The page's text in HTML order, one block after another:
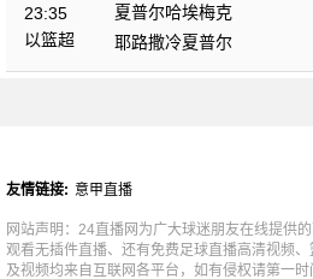
23:35
以篮超
夏普尔哈埃梅克
耶路撒冷夏普尔
友情链接: 意甲直播
网站声明：24直播网为广大球迷朋友在线提供
观看无插件直播、还有免费足球直播高清视频
及视频均来自互联网各平台，如有侵权请第一时